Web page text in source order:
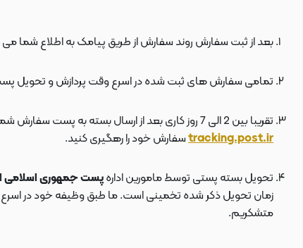
بعد از ثبت سفارش روند سفارش از طریق پیامک به اطلاع شما
تمامی سفارش های ثبت شده در اسرع وقت پردازش و تحویل
تقریبا بین 2 الی 7 روز کاری بعد از ارسال بسته به پست سفارش شما به دستتان می رسد . بعد از ارسال بسته به پست ، کد مرسوله هم برای شما پیامک می شود که توسط آن می توانید در سایت پست به نشانی
tracking.post.irسفارش خود را رهگیری کنید.
تحویل بسته پستی توسط مامورین ادارهپست جمهوری اسلامی
زمان تحویل ذکر شده تخمینی است. ما طبق وظیفه خود در اسرع
متشکریم.